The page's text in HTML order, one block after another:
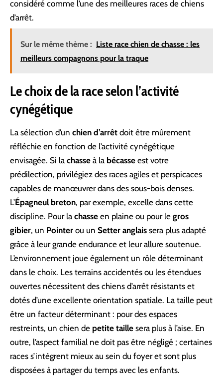
considéré comme l’une des meilleures races de chiens
d’arrêt.
Sur le même thème : Liste race chien de chasse : les
meilleurs compagnons pour la traque
Le choix de la race selon l’activité
cynégétique
La sélection d’un chien d’arrêt doit être mûrement
réfléchie en fonction de l’activité cynégétique
envisagée. Si la chasse à la bécasse est votre
prédilection, privilégiez des races agiles et perspicaces
capables de manœuvrer dans des sous-bois denses.
L’Épagneul breton, par exemple, excelle dans cette
discipline. Pour la chasse en plaine ou pour le gros
gibier, un Pointer ou un Setter anglais sera plus adapté
grâce à leur grande endurance et leur allure soutenue.
L’environnement joue également un rôle déterminant
dans le choix. Les terrains accidentés ou les étendues
ouvertes nécessitent des chiens d’arrêt résistants et
dotés d’une excellente orientation spatiale. La taille peut
être un facteur déterminant : pour des espaces
restreints, un chien de petite taille sera plus à l’aise. En
outre, l’aspect familial ne doit pas être négligé ; certaines
races s’intègrent mieux au sein du foyer et sont plus
disposées à partager du temps avec les enfants.